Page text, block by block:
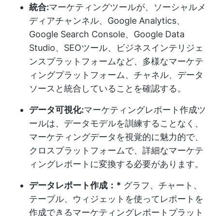
統合:マーケティングツールが、ソーシャルメ
ディアチャンネル、Google Analytics、
Google Search Console、Google Data
Studio、SEOツール、ビジネスインテリジェ
ンスプラットフォームなど、多様なマーケテ
ィングプラットフォーム、チャネル、データ
ソースと統合していることを確認する。
データ可視化:マーケティングレポート作成ツ
ールは、データモデルを訓練することなく、
マーケティングデータを視覚的に魅力的で、
クロスプラットフォームで、詳細なマーケテ
ィングレポートに変換する必要があります。
データレポート作成：* グラフ、チャート、
テーブル、ウィジェットを使ってレポートを
作成できるマーケティングレポートプラット